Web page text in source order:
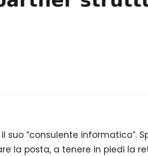
suo “consulente informatico”.
la posta, a tenere in piedi la